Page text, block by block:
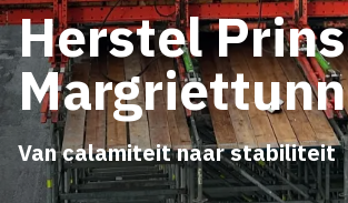
Herstel
Van calamiteit naar stabiliteit